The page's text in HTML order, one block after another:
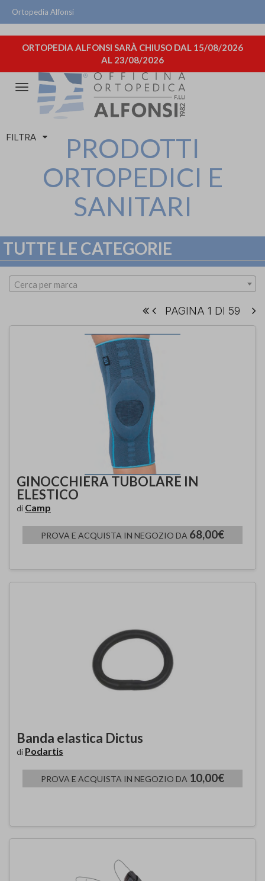
Ortopedia Alfonsi
ORTOPEDIA ALFONSI SARÀ CHIUSO DAL 15/08/2026
AL 23/08/2026
Attiva/disattiva
navigazione
FILTRA
PRODOTTI
ORTOPEDICI E
SANITARI
TUTTE LE CATEGORIE
Cerca per marca
PAGINA 1 DI 59
GINOCCHIERA TUBOLARE IN
ELESTICO
di Camp
PROVA E ACQUISTA IN NEGOZIO DA 68,00€
Banda elastica Dictus
di Podartis
PROVA E ACQUISTA IN NEGOZIO DA 10,00€